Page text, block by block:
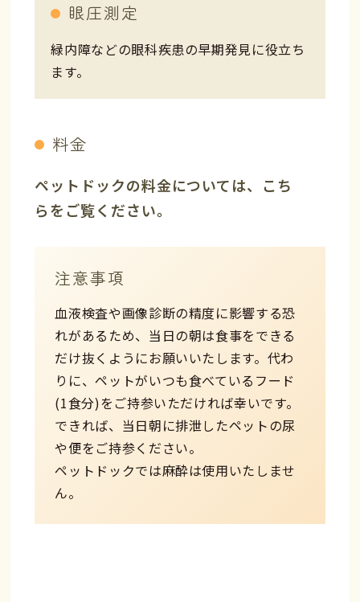
眼圧測定
緑内障などの眼科疾患の早期発見に役立ち
ます。
料金
ペットドックの料金については、こち
らをご覧ください。
注意事項
血液検査や画像診断の精度に影響する恐
れがあるため、当日の朝は食事をできる
だけ抜くようにお願いいたします。代わ
りに、ペットがいつも食べているフード
(1食分)をご持参いただければ幸いです。
できれば、当日朝に排泄したペットの尿
や便をご持参ください。
ペットドックでは麻酔は使用いたしませ
ん。